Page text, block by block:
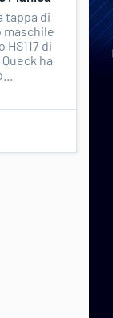
tappa di
maschile
di
ha